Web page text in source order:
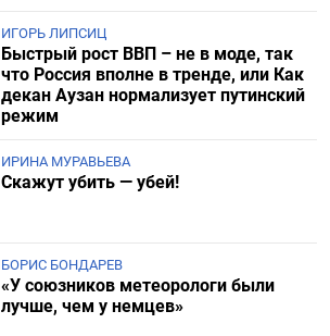
ИГОРЬ ЛИПСИЦ
Быстрый рост ВВП – не в моде, так
что Россия вполне в тренде, или Как
декан Аузан нормализует путинский
режим
ИРИНА МУРАВЬЕВА
Скажут убить — убей!
БОРИС БОНДАРЕВ
«У союзников метеорологи были
лучше, чем у немцев»